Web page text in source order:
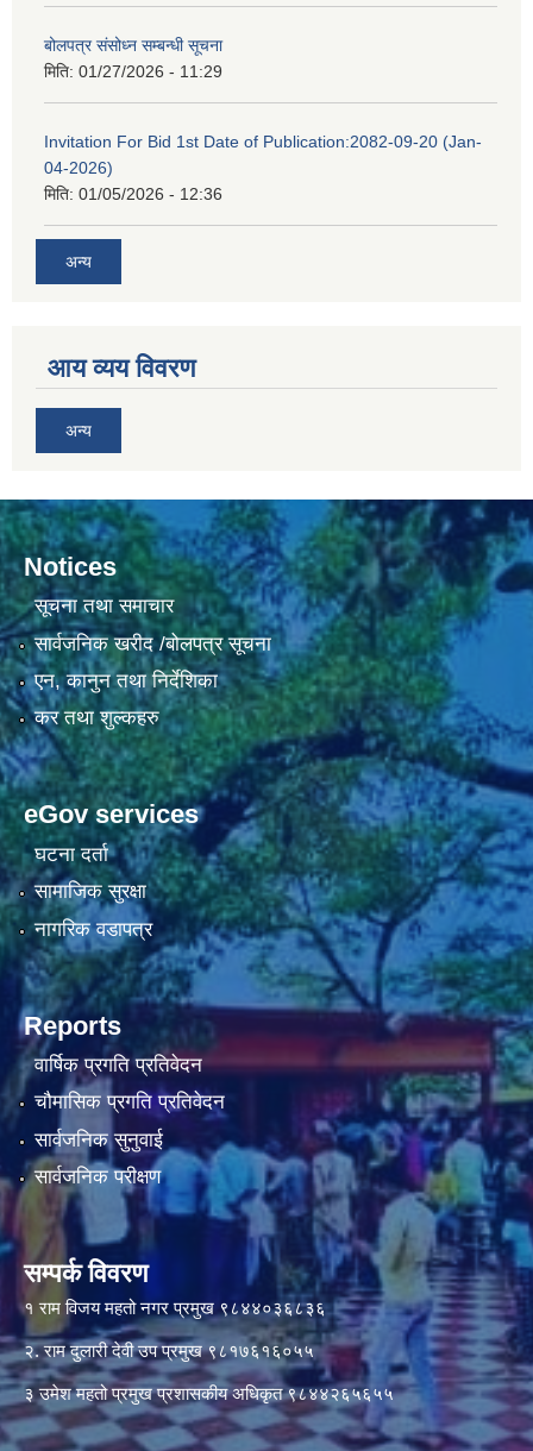
बोलपत्र संसोध्न सम्बन्धी सूचना
मिति: 01/27/2026 - 11:29
Invitation For Bid 1st Date of Publication:2082-09-20 (Jan-
04-2026)
मिति: 01/05/2026 - 12:36
अन्य
आय व्यय विवरण
अन्य
Notices
सूचना तथा समाचार
सार्वजनिक खरीद /बोलपत्र सूचना
एन, कानुन तथा निर्देशिका
कर तथा शुल्कहरु
eGov services
घटना दर्ता
सामाजिक सुरक्षा
नागरिक वडापत्र
Reports
वार्षिक प्रगति प्रतिवेदन
चौमासिक प्रगति प्रतिवेदन
सार्वजनिक सुनुवाई
सार्वजनिक परीक्षण
सम्पर्क विवरण
१ राम विजय महतो नगर प्रमुख ९८४४०३६८३६
२. राम दुलारी देवी उप प्रमुख ९८१७६१६०५५
३ उमेश महतो प्रमुख प्रशासकीय अधिकृत ९८४४२६५६५५